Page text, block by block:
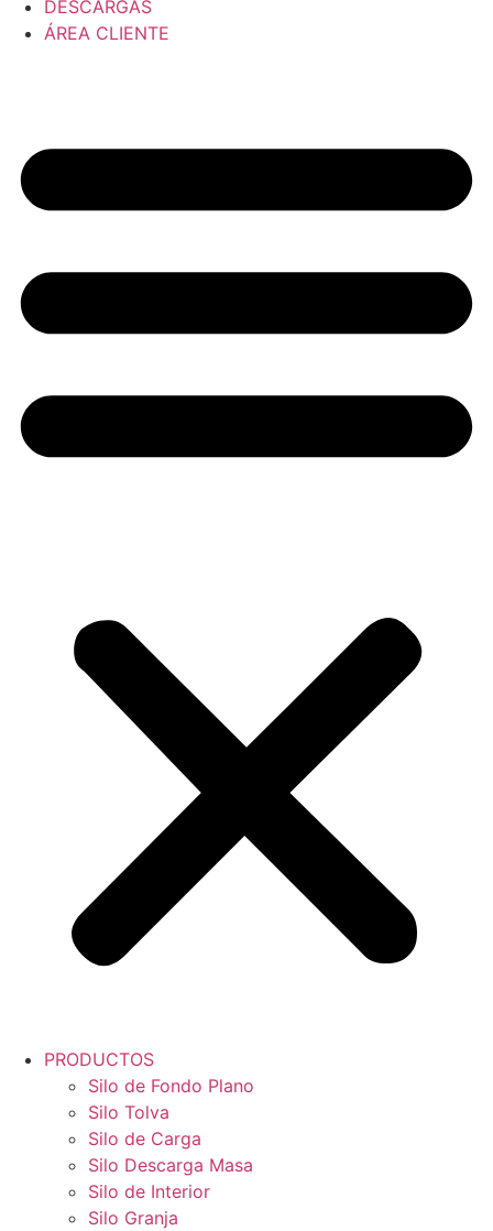
DESCARGAS
ÁREA CLIENTE
PRODUCTOS
Silo de Fondo Plano
Silo Tolva
Silo de Carga
Silo Descarga Masa
Silo de Interior
Silo Granja